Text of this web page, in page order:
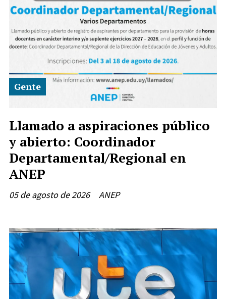
Llamado a aspiraciones público
y abierto: Coordinador
Departamental/Regional en
ANEP
ANEP
Gente
05 de agosto de 2026